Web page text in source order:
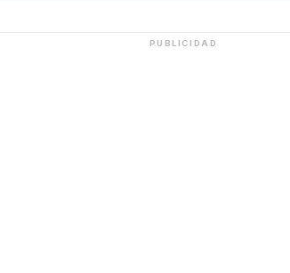
PUBLICIDAD